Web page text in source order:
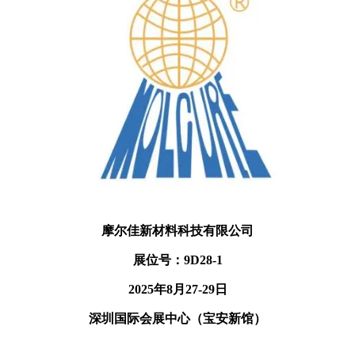
摩尔佳新材料科技有限公司
展位号：9D28-1
2025年8月27-29日
深圳国际会展中心（宝安新馆）